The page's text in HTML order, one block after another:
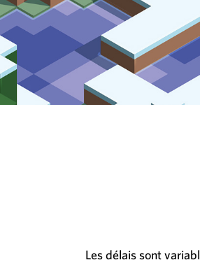
Les délais sont